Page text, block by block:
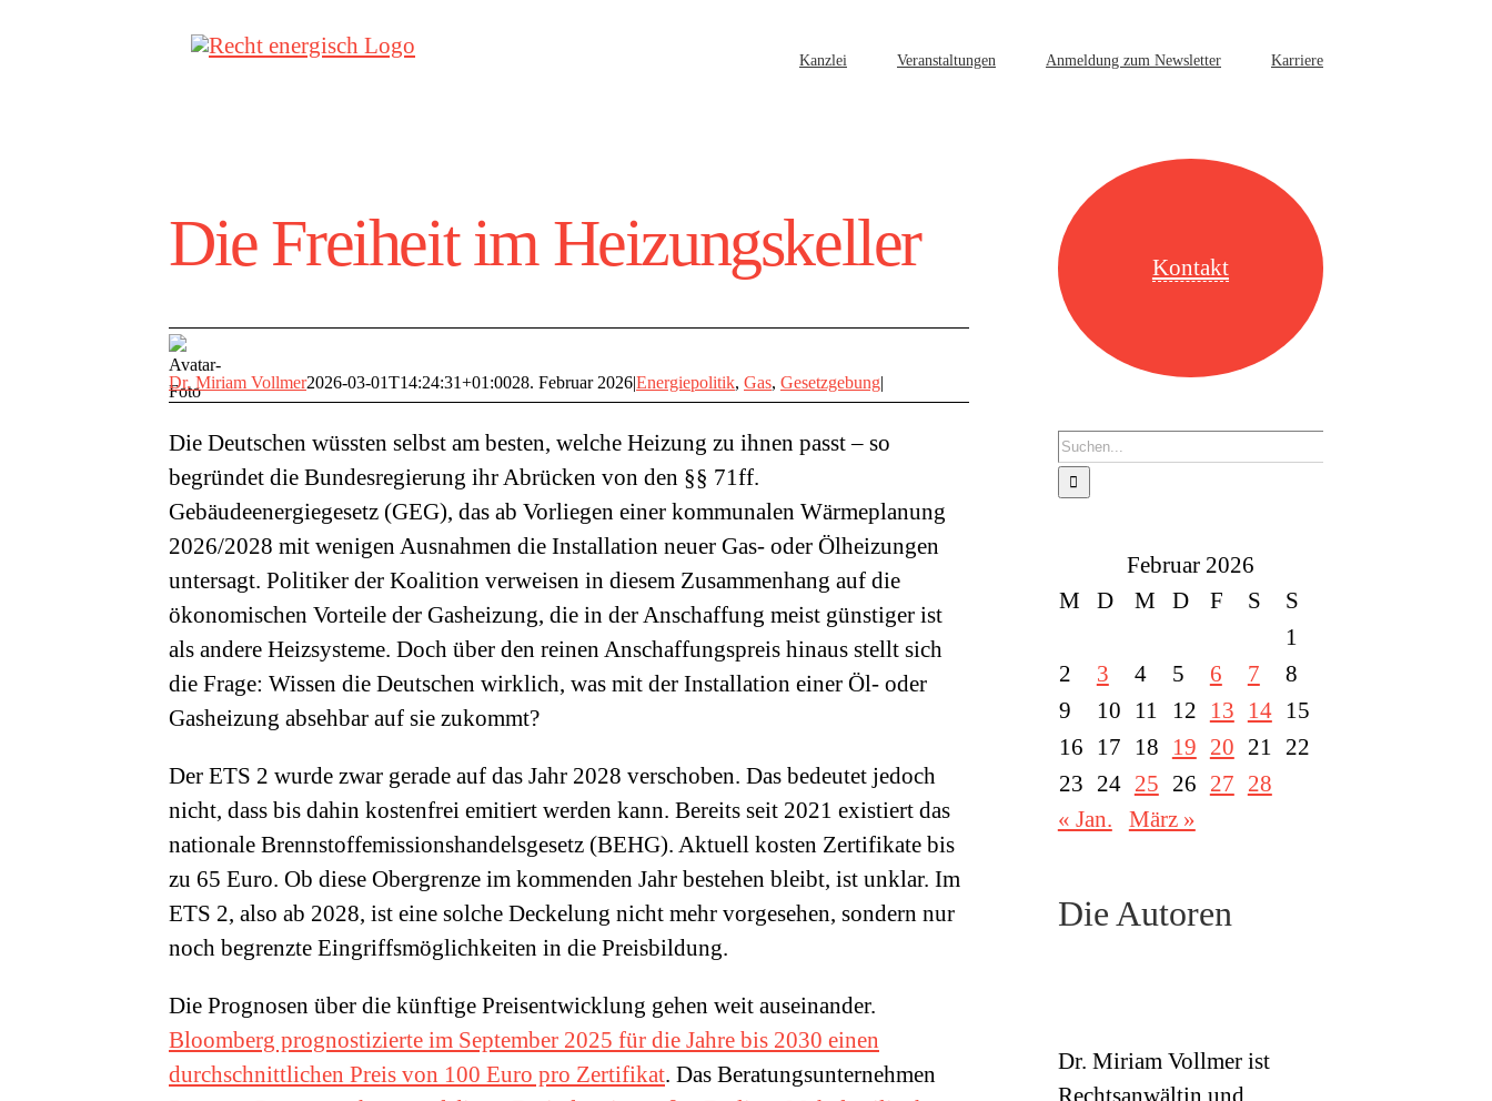
Kanzlei Veranstaltungen Anmeldung zum Newsletter Karriere
Die Freiheit im Heizungskeller
Dr. Miriam Vollmer2026-03-01T14:24:31+01:0028. Februar 2026|Energiepolitik, Gas, Gesetzgebung|
Die Deutschen wüssten selbst am besten, welche Heizung zu ihnen passt – so
begründet die Bundesregierung ihr Abrücken von den §§ 71ff.
Gebäudeenergiegesetz (GEG), das ab Vorliegen einer kommunalen Wärmeplanung
2026/2028 mit wenigen Ausnahmen die Installation neuer Gas- oder Ölheizungen
untersagt. Politiker der Koalition verweisen in diesem Zusammenhang auf die
ökonomischen Vorteile der Gasheizung, die in der Anschaffung meist günstiger ist
als andere Heizsysteme. Doch über den reinen Anschaffungspreis hinaus stellt sich
die Frage: Wissen die Deutschen wirklich, was mit der Installation einer Öl- oder
Gasheizung absehbar auf sie zukommt?
Der ETS 2 wurde zwar gerade auf das Jahr 2028 verschoben. Das bedeutet jedoch
nicht, dass bis dahin kostenfrei emitiert werden kann. Bereits seit 2021 existiert das
nationale Brennstoffemissionshandelsgesetz (BEHG). Aktuell kosten Zertifikate bis
zu 65 Euro. Ob diese Obergrenze im kommenden Jahr bestehen bleibt, ist unklar. Im
ETS 2, also ab 2028, ist eine solche Deckelung nicht mehr vorgesehen, sondern nur
noch begrenzte Eingriffsmöglichkeiten in die Preisbildung.
Die Prognosen über die künftige Preisentwicklung gehen weit auseinander.
Bloomberg prognostizierte im September 2025 für die Jahre bis 2030 einen
durchschnittlichen Preis von 100 Euro pro Zertifikat. Das Beratungsunternehmen
Kontakt
Suche
nach:
Februar 2026
M
D M D F S
S
1
2
3 4 5 6 7
8
9
10 11 12 13 14 15
16
17 18 19 20 21
22
23 24 25 26 27 28
« Jan.
März »
Die Autoren
Dr. Miriam Vollmer ist
Rechtsanwältin und